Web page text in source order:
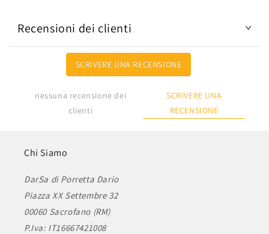
Recensioni dei clienti
SCRIVERE UNA RECENSIONE
nessuna recensione dei
clienti
SCRIVERE UNA
RECENSIONE
Chi Siamo
DarSa di Porretta Dario
Piazza XX Settembre 32
00060 Sacrofano (RM)
P.Iva: IT16667421008